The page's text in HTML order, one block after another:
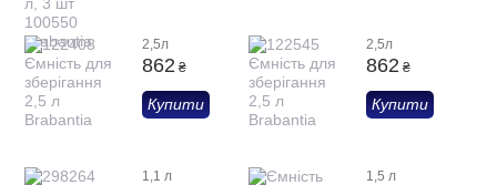
2,5л
862 ₴
Купити
2,5л
862 ₴
Купити
1,1 л
1,5 л